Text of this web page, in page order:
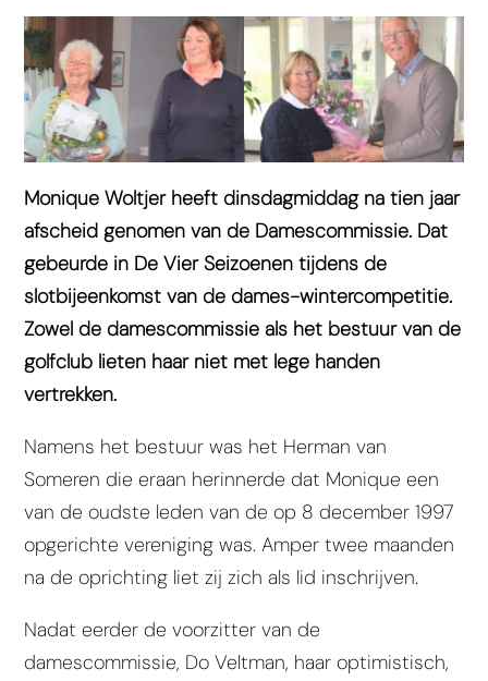
Monique Woltjer heeft dinsdagmiddag na tien jaar
afscheid genomen van de Damescommissie. Dat
gebeurde in De Vier Seizoenen tijdens de
slotbijeenkomst van de dames-wintercompetitie.
Zowel de damescommissie als het bestuur van de
golfclub lieten haar niet met lege handen
vertrekken.
Namens het bestuur was het Herman van
Someren die eraan herinnerde dat Monique een
van de oudste leden van de op 8 december 1997
opgerichte vereniging was. Amper twee maanden
na de oprichting liet zij zich als lid inschrijven.
Nadat eerder de voorzitter van de
damescommissie, Do Veltman, haar optimistisch,